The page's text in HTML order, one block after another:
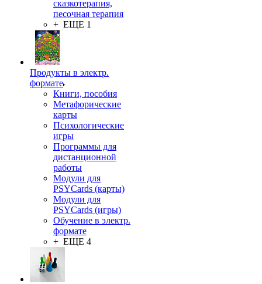
сказкотерапия,
песочная терапия
+ ЕЩЕ 1
Продукты в электр.
формате
Книги, пособия
Метафорические
карты
Психологические
игры
Программы для
дистанционной
работы
Модули для
PSYCards (карты)
Модули для
PSYCards (игры)
Обучение в электр.
формате
+ ЕЩЕ 4